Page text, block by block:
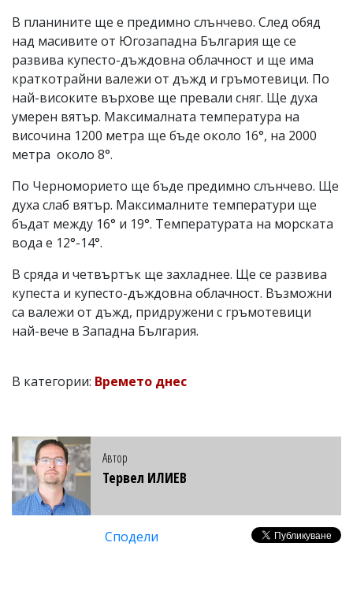
В планините ще е предимно слънчево. След обяд
над масивите от Югозападна България ще се
развива купесто-дъждовна облачност и ще има
краткотрайни валежи от дъжд и гръмотевици. По
най-високите върхове ще превали сняг. Ще духа
умерен вятър. Максималната температура на
височина 1200 метра ще бъде около 16°, на 2000
метра около 8°.
По Черноморието ще бъде предимно слънчево. Ще
духа слаб вятър. Максималните температури ще
бъдат между 16° и 19°. Температурата на морската
вода е 12°-14°.
В сряда и четвъртък ще захладнее. Ще се развива
купеста и купесто-дъждовна облачност. Възможни
са валежи от дъжд, придружени с гръмотевици
най-вече в Западна България.
В категории: Времето днес
Автор
Тервел ИЛИЕВ
Сподели